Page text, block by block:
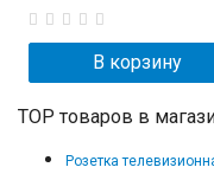
В корзину
TOP товаров в
Розетка